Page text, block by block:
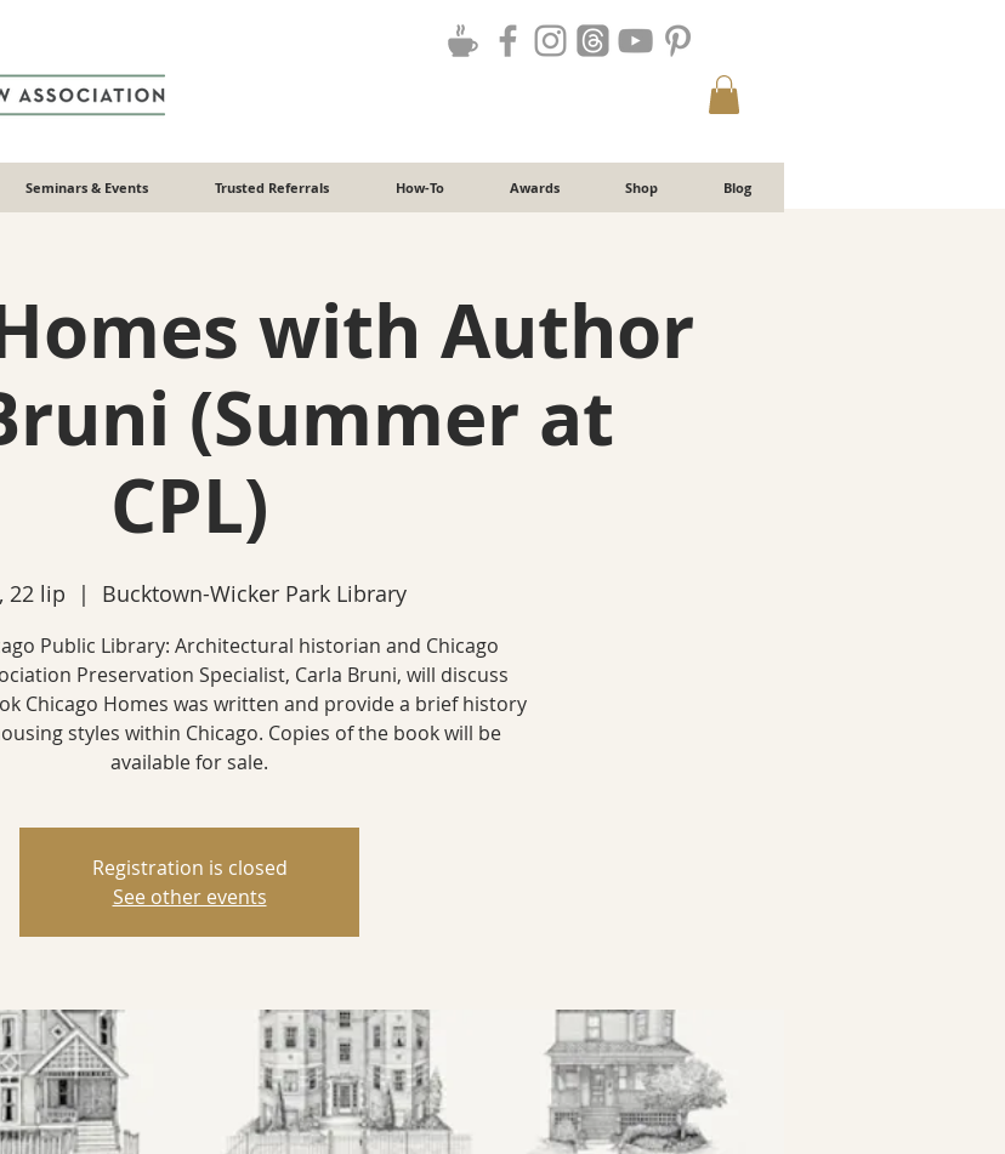
Seminars & Events Trusted Referrals How-To Awards Shop Blog
with Author
(Summer at
CPL)
22 lip
  |
Bucktown-Wicker Park Library
Public Library: Architectural historian and Chicago
Preservation Specialist, Carla Bruni, will discuss
Chicago Homes was written and provide a brief history
styles within Chicago. Copies of the book will be
available for sale.
Registration is closed
See other events